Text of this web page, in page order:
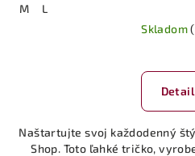
M
L
Skladom
Detail
Naštartujte svoj každodenný
Shop. Toto ľahké tričko,